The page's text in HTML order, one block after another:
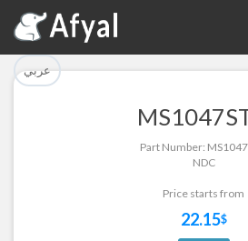
عربي
Part Number:
NDC
Price starts from
22.15$
Part
Selected
القطعة للسلة
بنجاح.
Part Added to